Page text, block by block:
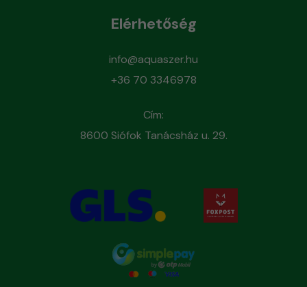
Elérhetőség
info@aquaszer.hu
+36 70 3346978
Cím:
8600 Siófok Tanácsház u. 29.